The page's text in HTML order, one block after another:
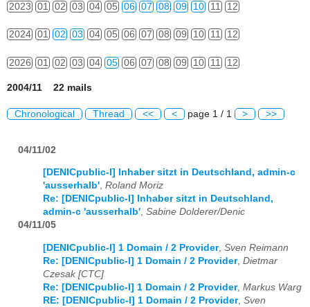
2023 01 02 03 04 05 06 07 08 09 10 11 12
2024 01 02 03 04 05 06 07 08 09 10 11 12
2026 01 02 03 04 05 06 07 08 09 10 11 12
2004/11 22 mails
Chronological Thread << < page 1 / 1 > >>
04/11/02
[DENICpublic-l] Inhaber sitzt in Deutschland, admin-c
'ausserhalb', Roland Moriz
Re: [DENICpublic-l] Inhaber sitzt in Deutschland,
admin-c 'ausserhalb', Sabine Dolderer/Denic
04/11/05
[DENICpublic-l] 1 Domain / 2 Provider, Sven Reimann
Re: [DENICpublic-l] 1 Domain / 2 Provider, Dietmar
Czesak [CTC]
Re: [DENICpublic-l] 1 Domain / 2 Provider, Markus Warg
RE: [DENICpublic-l] 1 Domain / 2 Provider, Sven